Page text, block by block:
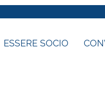
ESSERE SOCIO